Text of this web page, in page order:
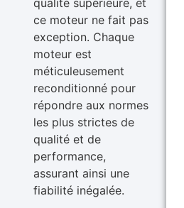
ce moteur ne fait pas
exception. Chaque
moteur est
méticuleusement
reconditionné pour
répondre aux normes
les plus strictes de
qualité et de
performance,
assurant ainsi une
fiabilité inégalée.